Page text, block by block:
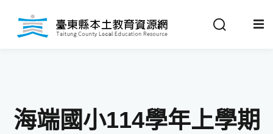
新消息
海端國小114學年上學期
Sign in Sign up